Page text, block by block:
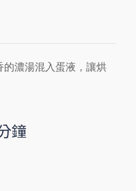
的濃湯混入蛋液，讓烘
鐘